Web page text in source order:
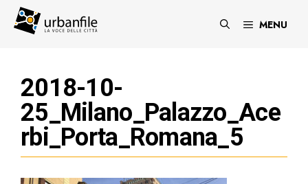
MENU
2018-10-
25_Milano_Palazzo_Ace
rbi_Porta_Romana_5